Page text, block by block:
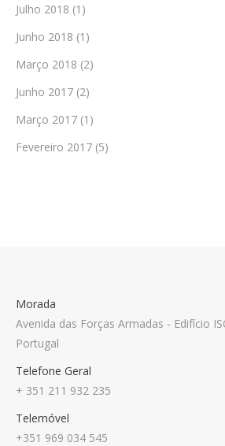
Julho 2018 (1)
Junho 2018 (1)
Março 2018 (2)
Junho 2017 (2)
Março 2017 (1)
Fevereiro 2017 (5)
Morada
Avenida das Forças Armadas - Edifício
Portugal
Telefone Geral
+ 351 211 932 235
Telemóvel
+351 969 034 545